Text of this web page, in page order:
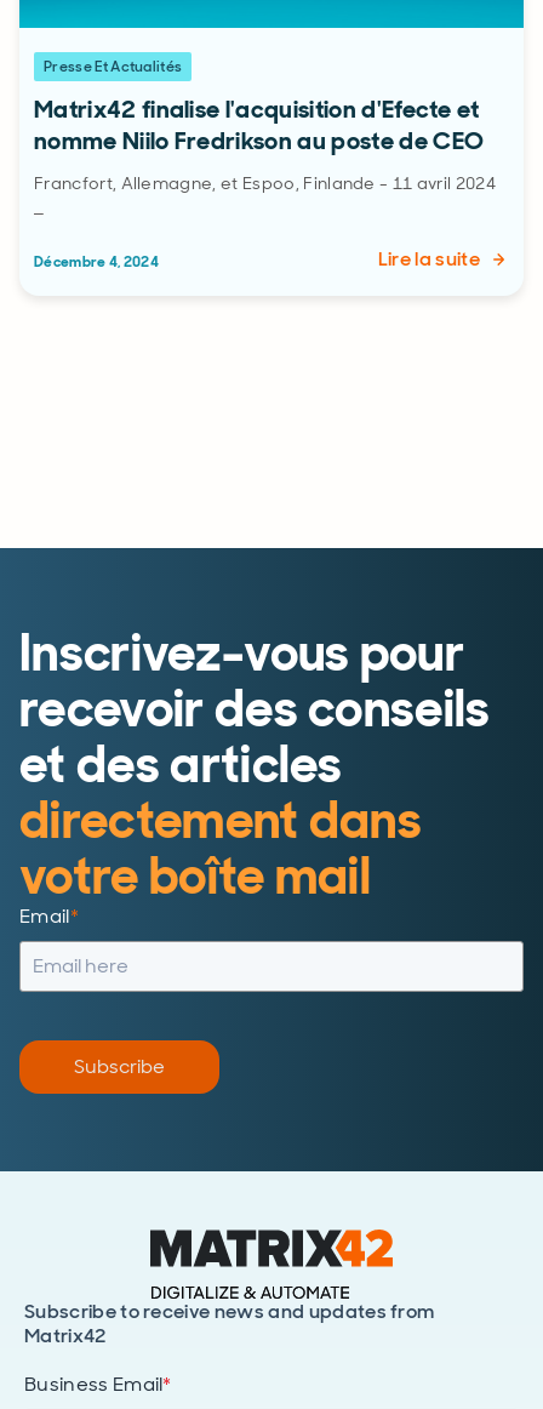
Presse Et Actualités
Matrix42 finalise l'acquisition d'Efecte et
nomme Niilo Fredrikson au poste de CEO
Francfort, Allemagne, et Espoo, Finlande - 11 avril 2024
–
Décembre 4, 2024 Lire la suite
Inscrivez-vous pour
recevoir des conseils
et des articles
directement dans
votre boîte mail
Email*
Subscribe
Subscribe to receive news and updates from
Matrix42
Business Email*